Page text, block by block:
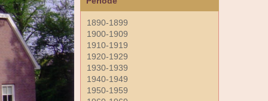
1890-1899
1900-1909
1910-1919
1920-1929
1930-1939
1940-1949
1950-1959